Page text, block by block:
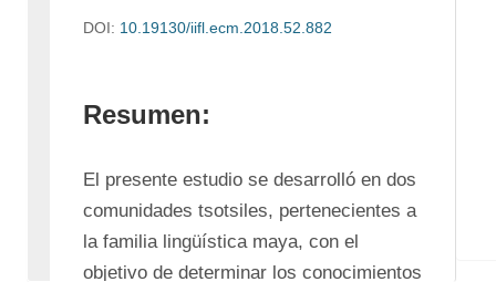
DOI: 10.19130/iifl.ecm.2018.52.882
Resumen:
El presente estudio se desarrolló en dos
comunidades tsotsiles, pertenecientes a
la familia lingüística maya, con el
objetivo de determinar los conocimientos